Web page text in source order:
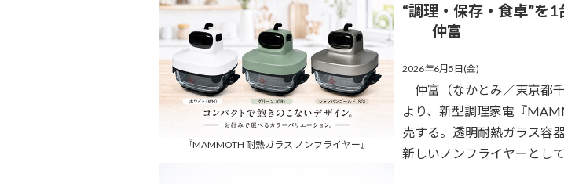
『MAMMOTH 耐熱ガラス ノンフライヤー』
“調理・保存・食卓”を
──仲富──
2026年6月5日(金)
仲富（なかとみ／東京都
より、新型調理家電『
売する。透明耐熱ガラス容
新しいノンフライヤーとして